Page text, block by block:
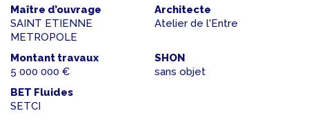
Maître d’ouvrage
SAINT ETIENNE
METROPOLE
Architecte
Atelier de l'Entre
Montant travaux
5 000 000 €
SHON
sans objet
BET Fluides
SETCI